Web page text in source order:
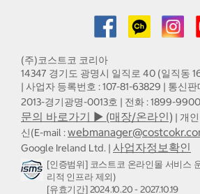
(주)코스트코 코리아
14347 경기도 광명시 일직로 40 (일직동
| 사업자 등록번호 : 107-81-63829 | 통신
2013-경기광명-0013호 | 전화 : 1899-
문의 바로가기 ▶ (매장/온라인) | 개
신(E-mail :
Google Ireland Ltd. | 사업자정보확인
[인증범위] 코스트코 온라인몰 서비스
리적 인프라 제외)
[유효기간] 2024.10.20 - 2027.10.19